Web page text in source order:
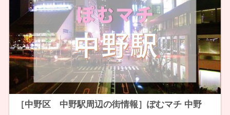
［中野区 中野駅周辺の街情報］ぽむマチ 中野